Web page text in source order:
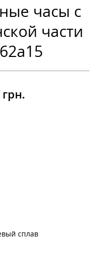
часы с
части
грн.
сплав